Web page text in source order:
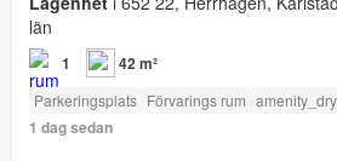
län
1 42 m²
Parkeringsplats Förvarings rum
1 dag sedan